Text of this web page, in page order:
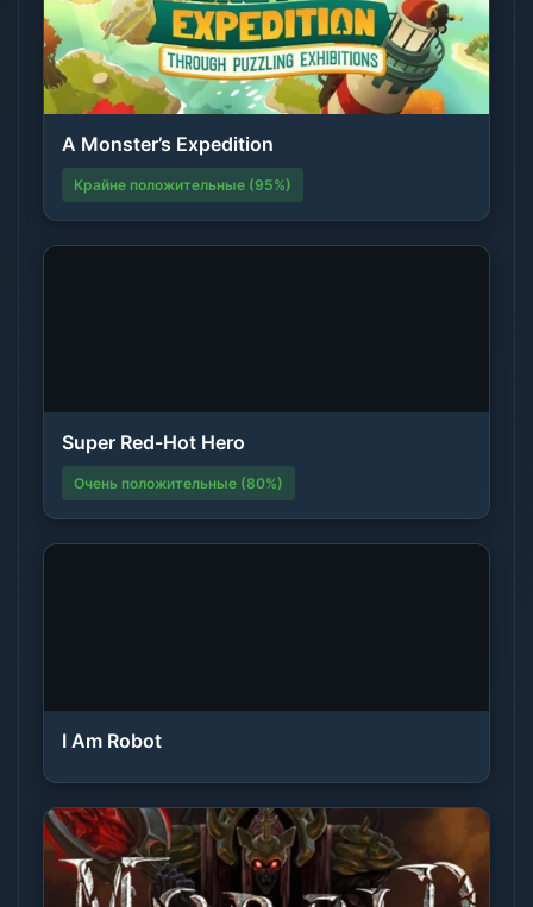
A Monster’s Expedition
Крайне положительные (95%)
Super Red-Hot Hero
Очень положительные (80%)
I Am Robot